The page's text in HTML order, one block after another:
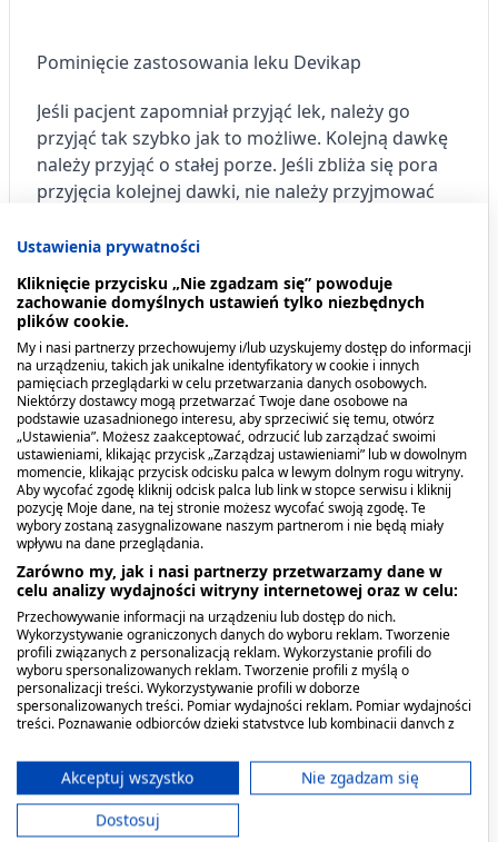
Pominięcie zastosowania leku Devikap
Jeśli pacjent zapomniał przyjąć lek, należy go
przyjąć tak szybko jak to możliwe. Kolejną dawkę
należy przyjąć o stałej porze. Jeśli zbliża się pora
przyjęcia kolejnej dawki, nie należy przyjmować
dawkę o stałej porze. Nie należy stosować dawki
podwójnej w celu uzupełnienia pominiętej dawki.
W razie jakichkolwiek dalszych wątpliwości
związanych ze stosowaniem tego leku należy
zwrócić się do lekarza lub farmaceuty
Przeciwwskazania. Kto nie
powinien przyjmować leku?
Kiedy nie stosować leku Devikap:
- jeśli pacjent ma uczulenie na cholekolcyferol lub
którykolwiek z pozostałych składników tego leku;
- jeśli u pacjenta stwierdzono podwyższone
stężenie wapnia we krwi (hiperkalcemia) lub w
moczu (hiperkalciuria);- jeśli pacjent ma
nerkowa) lub skłonność do powstawania kamieni
nerkowych;- jeśli u pacjenta stwierdzono
podwyższone stężenie witaminy D we krwi
Ustawienia prywatności
Kliknięcie przycisku „Nie zgadzam się” powoduje
zachowanie domyślnych ustawień tylko niezbędnych
plików cookie.
My i nasi partnerzy przechowujemy i/lub uzyskujemy dostęp do informacji
na urządzeniu, takich jak unikalne identyfikatory w cookie i innych
pamięciach przeglądarki w celu przetwarzania danych osobowych.
Niektórzy dostawcy mogą przetwarzać Twoje dane osobowe na
podstawie uzasadnionego interesu, aby sprzeciwić się temu, otwórz
„Ustawienia”. Możesz zaakceptować, odrzucić lub zarządzać swoimi
ustawieniami, klikając przycisk „Zarządzaj ustawieniami” lub w dowolnym
momencie, klikając przycisk odcisku palca w lewym dolnym rogu witryny.
Aby wycofać zgodę kliknij odcisk palca lub link w stopce serwisu i kliknij
pozycję Moje dane, na tej stronie możesz wycofać swoją zgodę. Te
wybory zostaną zasygnalizowane naszym partnerom i nie będą miały
wpływu na dane przeglądania.
Zarówno my, jak i nasi partnerzy przetwarzamy dane w
celu analizy wydajności witryny internetowej oraz w celu:
Przechowywanie informacji na urządzeniu lub dostęp do nich.
Wykorzystywanie ograniczonych danych do wyboru reklam. Tworzenie
profili związanych z personalizacją reklam. Wykorzystanie profili do
wyboru spersonalizowanych reklam. Tworzenie profili z myślą o
personalizacji treści. Wykorzystywanie profili w doborze
spersonalizowanych treści. Pomiar wydajności reklam. Pomiar wydajności
treści. Poznawanie odbiorców dzięki statystyce lub kombinacji danych z
ograniczonych danych do wyboru treści.
Dane mogą być udostępniane poza Unię Europejską i wysyłane do USA.
Twoja zgoda i polityka cookie dotyczą wyłącznie tej witryny/aplikacji.
Wyświetl listę partnerów (11 dostawców IAB)
Akceptuj wszystko
Nie zgadzam się
Dostosuj